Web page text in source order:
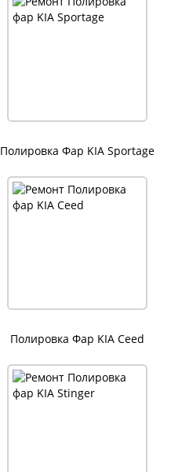
Полировка Фар KIA Sportage
Полировка Фар KIA Ceed